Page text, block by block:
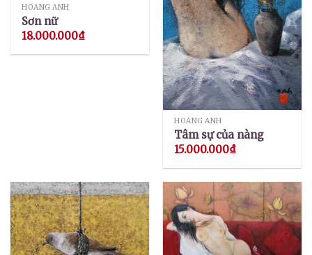
HOÀNG ANH
Sơn nữ
18.000.000₫
HOÀNG ANH
Tâm sự của nàng
15.000.000₫